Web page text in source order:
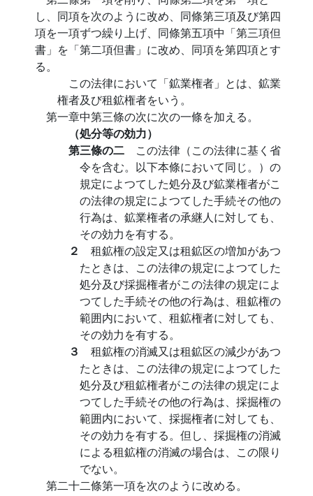
し、同項を次のように改め、同條第三項及び第四
項を一項ずつ繰り上げ、同條第五項中「第三項但
書」を「第二項但書」に改め、同項を第四項とす
る。
この法律において「鉱業権者」とは、鉱業
権者及び租鉱権者をいう。
第一章中第三條の次に次の一條を加える。
（処分等の効力）
第三條の二 この法律（この法律に基く省
令を含む。以下本條において同じ。）の
規定によつてした処分及び鉱業権者がこ
の法律の規定によつてした手続その他の
行為は、鉱業権者の承継人に対しても、
その効力を有する。
２ 租鉱権の設定又は租鉱区の増加があつ
たときは、この法律の規定によつてした
処分及び採掘権者がこの法律の規定によ
つてした手続その他の行為は、租鉱権の
範囲内において、租鉱権者に対しても、
その効力を有する。
３ 租鉱権の消滅又は租鉱区の減少があつ
たときは、この法律の規定によつてした
処分及び租鉱権者がこの法律の規定によ
つてした手続その他の行為は、採掘権の
範囲内において、採掘権者に対しても、
その効力を有する。但し、採掘権の消滅
による租鉱権の消滅の場合は、この限り
でない。
第二十二條第一項を次のように改める。